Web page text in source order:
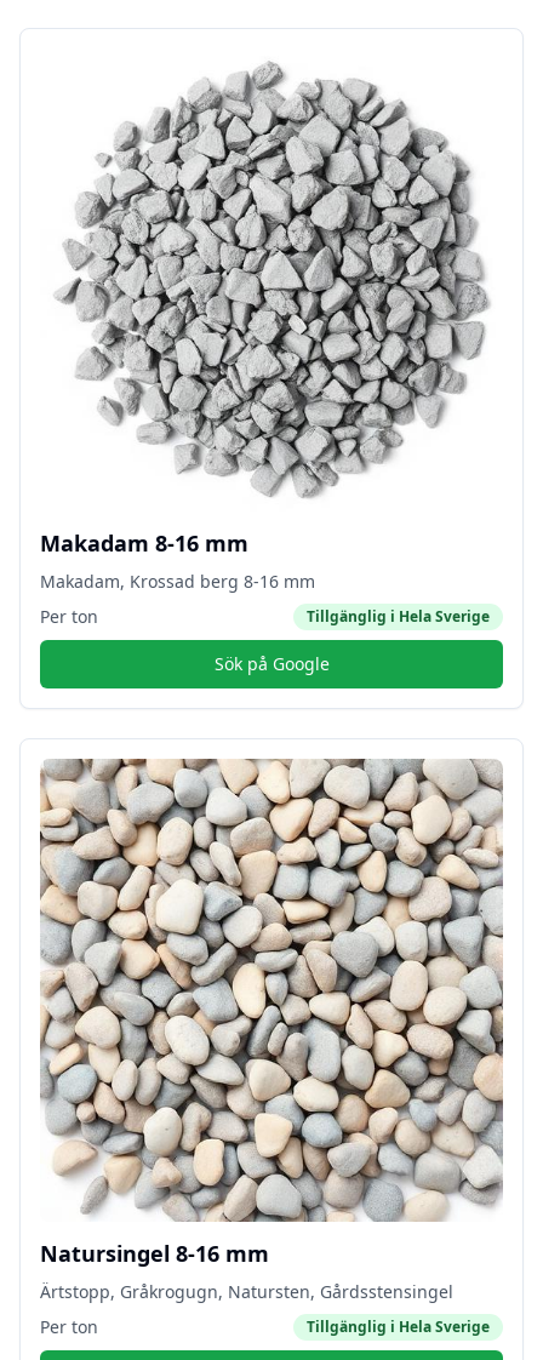
Makadam 8-16 mm
Makadam, Krossad berg 8-16 mm
Per ton
Tillgänglig i Hela Sverige
Sök på Google
Natursingel 8-16 mm
Ärtstopp, Gråkrogugn, Natursten, Gårdsstensingel
Per ton
Tillgänglig i Hela Sverige